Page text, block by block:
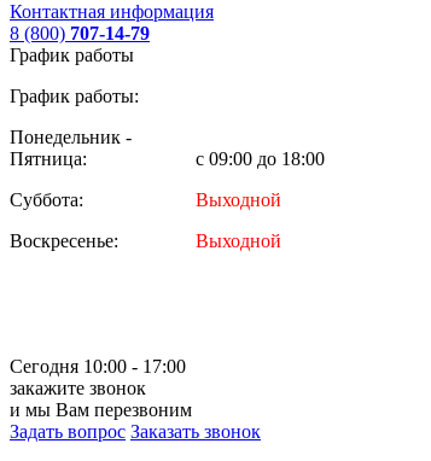
Контактная информация
8 (800) 707-14-79
График работы
График работы:
Понедельник -
Пятница:
с 09:00 до 18:00
Суббота:
Выходной
Воскресенье:
Выходной
Сегодня 10:00 - 17:00
закажите звонок
и мы Вам перезвоним
Задать вопрос Заказать звонок